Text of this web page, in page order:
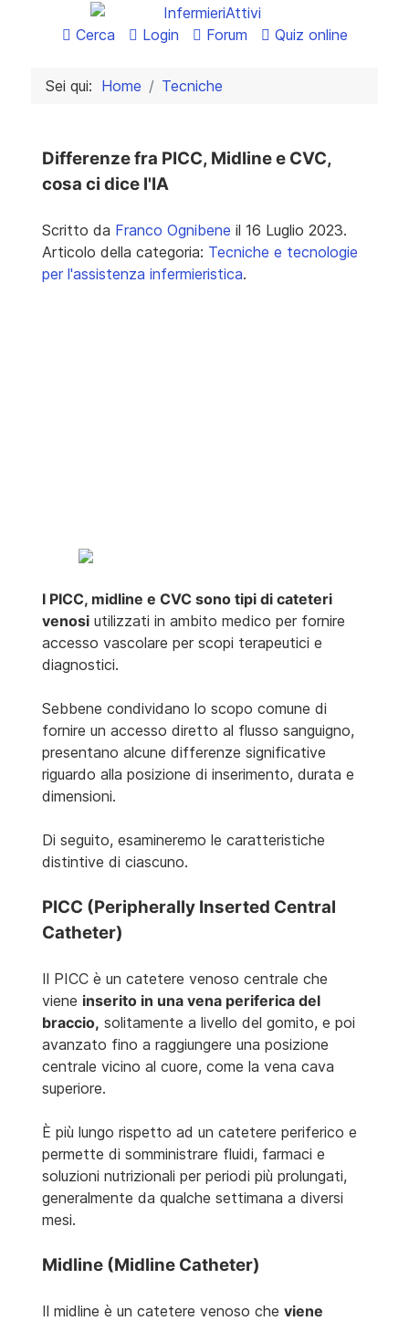
Cerca Login Forum Quiz online
Sei qui: Home Tecniche
Differenze fra PICC, Midline e CVC,
cosa ci dice l'IA
Scritto da Franco Ognibene il 16 Luglio 2023.
Articolo della categoria: Tecniche e tecnologie
per l'assistenza infermieristica.
I PICC, midline e CVC sono tipi di cateteri
venosi utilizzati in ambito medico per fornire
accesso vascolare per scopi terapeutici e
diagnostici.
Sebbene condividano lo scopo comune di
fornire un accesso diretto al flusso sanguigno,
presentano alcune differenze significative
riguardo alla posizione di inserimento, durata e
dimensioni.
Di seguito, esamineremo le caratteristiche
distintive di ciascuno.
PICC (Peripherally Inserted Central
Catheter)
Il PICC è un catetere venoso centrale che
viene inserito in una vena periferica del
braccio, solitamente a livello del gomito, e poi
avanzato fino a raggiungere una posizione
centrale vicino al cuore, come la vena cava
superiore.
È più lungo rispetto ad un catetere periferico e
permette di somministrare fluidi, farmaci e
soluzioni nutrizionali per periodi più prolungati,
generalmente da qualche settimana a diversi
mesi.
Midline (Midline Catheter)
Il midline è un catetere venoso che viene